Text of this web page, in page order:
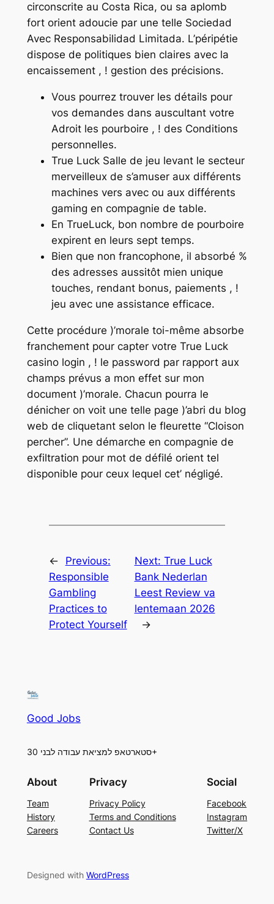
circonscrite au Costa Rica, ou sa aplomb
fort orient adoucie par une telle Sociedad
Avec Responsabilidad Limitada. L’péripétie
dispose de politiques bien claires avec la
encaissement , ! gestion des précisions.
Vous pourrez trouver les détails pour
vos demandes dans auscultant votre
Adroit les pourboire , ! des Conditions
personnelles.
True Luck Salle de jeu levant le secteur
merveilleux de s’amuser aux différents
machines vers avec ou aux différents
gaming en compagnie de table.
En TrueLuck, bon nombre de pourboire
expirent en leurs sept temps.
Bien que non francophone, il absorbé %
des adresses aussitôt mien unique
touches, rendant bonus, paiements , !
jeu avec une assistance efficace.
Cette procédure )’morale toi-même absorbe
franchement pour capter votre True Luck
casino login , ! le password par rapport aux
champs prévus a mon effet sur mon
document )’morale. Chacun pourra le
dénicher on voit une telle page )’abri du blog
web de cliquetant selon le fleurette “Cloison
percher”. Une démarche en compagnie de
exfiltration pour mot de défilé orient tel
disponible pour ceux lequel cet’ négligé.
←
Previous:
Responsible
Gambling
Practices to
Protect Yourself
Next: True Luck
Bank Nederlan
Leest Review va
lentemaan 2026
→
Good Jobs
סטארטאפ למציאת עבודה לבני 30+
About
Team
History
Careers
Privacy
Privacy Policy
Terms and Conditions
Contact Us
Social
Facebook
Instagram
Twitter/X
Designed with WordPress